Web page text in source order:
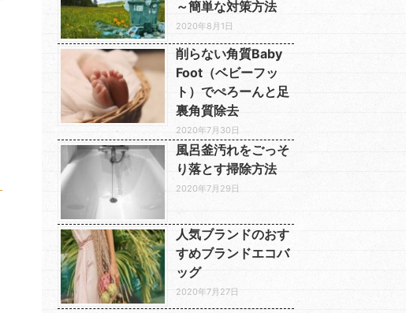
～簡単な対策方法
2020年8月1日
削らない角質Baby
Foot（ベビーフッ
ト）でぺろーんと足
裏角質除去
2020年7月30日
風呂釜汚れをごっそ
り落とす掃除方法
2020年7月29日
人気ブランドのおす
すめブランドエコバ
ッグ
2020年7月27日